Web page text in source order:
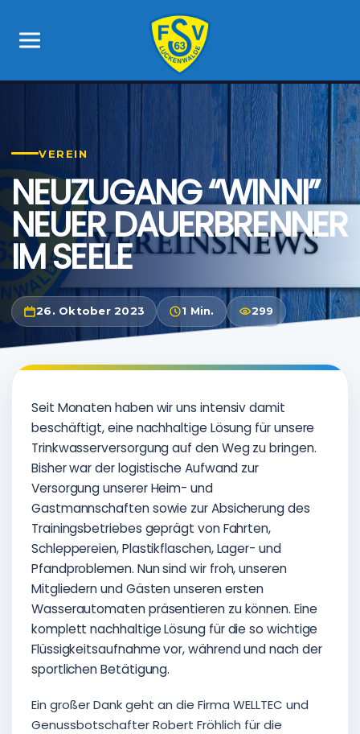
VEREIN
NEUZUGANG “WINNI”
NEUER DAUERBRENNER
IM SEELE
26. Oktober 2023 1 Min. 299
Seit Monaten haben wir uns intensiv damit
beschäftigt, eine nachhaltige Lösung für unsere
Trinkwasserversorgung auf den Weg zu bringen.
Bisher war der logistische Aufwand zur
Versorgung unserer Heim- und
Gastmannschaften sowie zur Absicherung des
Trainingsbetriebes geprägt von Fahrten,
Schleppereien, Plastikflaschen, Lager- und
Pfandproblemen. Nun sind wir froh, unseren
Mitgliedern und Gästen unseren ersten
Wasserautomaten präsentieren zu können. Eine
komplett nachhaltige Lösung für die so wichtige
Flüssigkeitsaufnahme vor, während und nach der
sportlichen Betätigung.
Ein großer Dank geht an die Firma WELLTEC und
Genussbotschafter Robert Fröhlich für die